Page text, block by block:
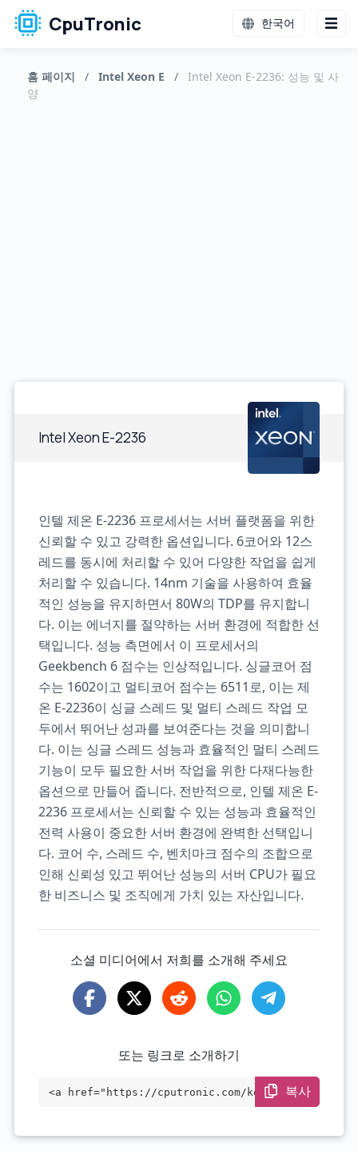
CpuTronic 한국어
홈 페이지 / Intel Xeon E /
Intel Xeon E-2236: 성능 및 사
양
Intel Xeon E-2236
인텔 제온 E-2236 프로세서는 서버 플랫폼을 위한
신뢰할 수 있고 강력한 옵션입니다. 6코어와 12스
레드를 동시에 처리할 수 있어 다양한 작업을 쉽게
처리할 수 있습니다. 14nm 기술을 사용하여 효율
적인 성능을 유지하면서 80W의 TDP를 유지합니
다. 이는 에너지를 절약하는 서버 환경에 적합한 선
택입니다. 성능 측면에서 이 프로세서의
Geekbench 6 점수는 인상적입니다. 싱글코어 점
수는 1602이고 멀티코어 점수는 6511로, 이는 제
온 E-2236이 싱글 스레드 및 멀티 스레드 작업 모
두에서 뛰어난 성과를 보여준다는 것을 의미합니
다. 이는 싱글 스레드 성능과 효율적인 멀티 스레드
기능이 모두 필요한 서버 작업을 위한 다재다능한
옵션으로 만들어 줍니다. 전반적으로, 인텔 제온 E-
2236 프로세서는 신뢰할 수 있는 성능과 효율적인
전력 사용이 중요한 서버 환경에 완벽한 선택입니
다. 코어 수, 스레드 수, 벤치마크 점수의 조합으로
인해 신뢰성 있고 뛰어난 성능의 서버 CPU가 필요
한 비즈니스 및 조직에게 가치 있는 자산입니다.
소셜 미디어에서 저희를 소개해 주세요
또는 링크로 소개하기
<a href="https://cputronic.com/ko/cpu/in
복사